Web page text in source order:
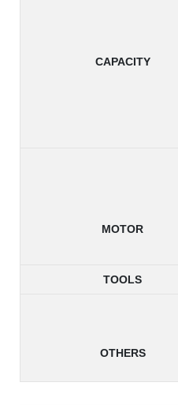
CAPACITY
MOTOR
TOOLS
OTHERS